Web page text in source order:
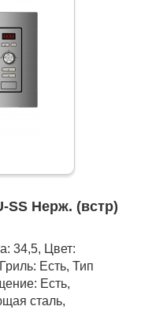
SS Нерж. (встр)
34,5, Цвет:
Есть, Тип
Есть,
сталь,